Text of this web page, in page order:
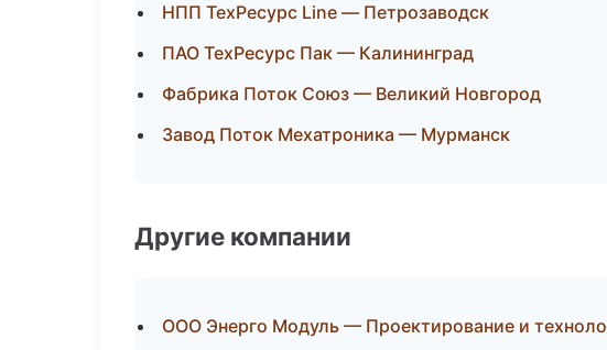
НПП ТехРесурс Line — Петрозаводск
ПАО ТехРесурс Пак — Калининград
Фабрика Поток Союз — Великий Новгород
Завод Поток Мехатроника — Мурманск
Другие компании
ООО Энерго Модуль — Проектирование и